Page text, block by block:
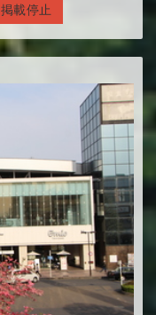
掲載停止